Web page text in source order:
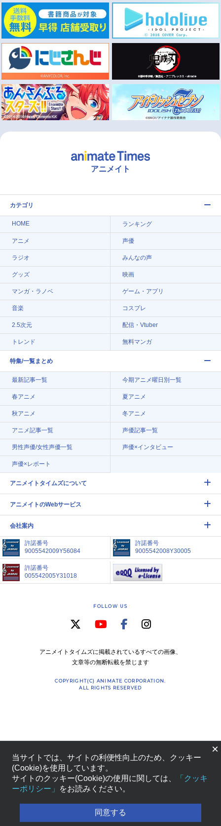
アニメイト
カテゴリ
HOME ランキング
アニメ 声優
ラジオ みんなの声
グッズ 映画
マンガ・ラノベ ゲーム・アプリ
音楽 コスプレ
2.5次元 配信・Vtuber
トレンド 無料マンガ
特集/一覧まとめ
最新記事一覧 今期アニメ曜日別一覧
春アニメ 夏アニメ
秋アニメ 冬アニメ
アニメ記事一覧 声優記事一覧
男性声優/女性声優一覧 声優×インタビュー
声優×レポート
アニメイトタイムズについて
アニメイトのWebサービス
会社案内
許諾番号
9005542009Y56084
許諾番号
9005542008Y30005
許諾番号
005542005Y31018
FOLLOW US
アニメイトタイムズに掲載されているすべての画像、
文章等の無断転載を禁じます
COPYRIGHT(C) ANIMATE CORPORATION.
ALL RIGHTS RESERVED
×
当サイトでは、サイトの利便性向上のため、クッキー
(Cookie)を使用しています。
サイトのクッキー(Cookie)の使用に関しては、
「クッキ
ーポリシー」
をお読みください。
同意する